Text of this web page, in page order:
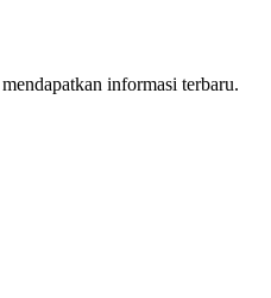
informasi terbaru.